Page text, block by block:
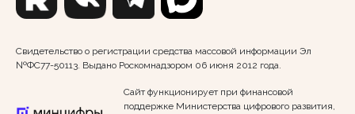
Свидетельство о регистрации средства массовой информации Эл
№ФС77-50113. Выдано Роскомнадзором 06 июня 2012 года.
Сайт функционирует при финансовой
поддержке Министерства цифрового развития,